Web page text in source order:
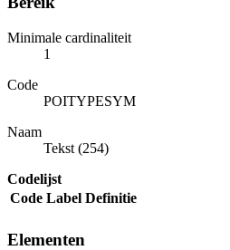
Minimale cardinaliteit
1
Code
POITYPESYM
Naam
Tekst (254)
Codelijst
Code Label Definitie
Elementen